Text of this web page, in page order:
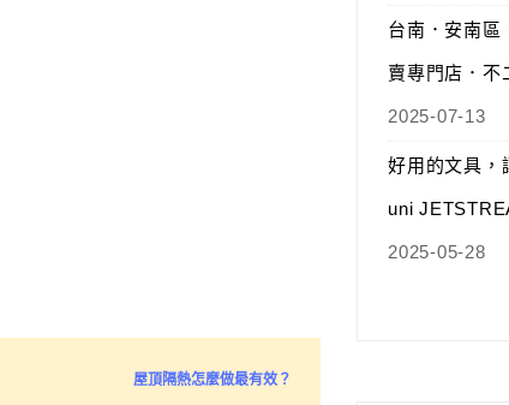
屋頂隔熱怎麼做最有效？
台南．安南區
賣專門店．不
2025-07-13
好用的文具，
uni
2025-05-28